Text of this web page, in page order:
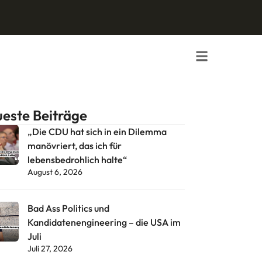
Beiträge
„Die CDU hat sich in ein Dilemma
manövriert, das ich für
lebensbedrohlich halte“
August 6, 2026
Bad Ass Politics und
Kandidatenengineering – die USA im
Juli
Juli 27, 2026